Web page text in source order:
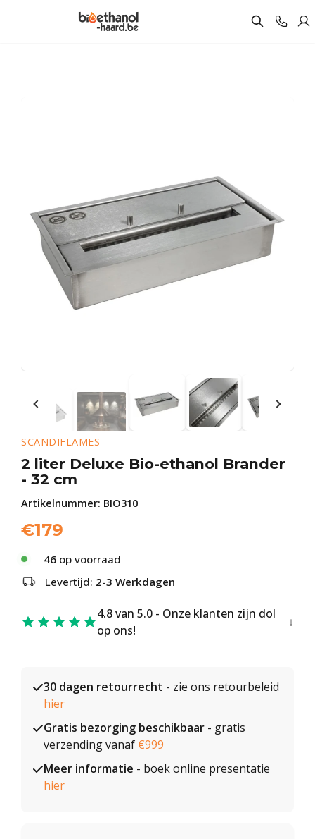
SCANDIFLAMES
2 liter Deluxe Bio-ethanol Brander
- 32 cm
Artikelnummer: BIO310
€179
46 op voorraad
Levertijd: 2-3 Werkdagen
4.8 van 5.0 - Onze klanten zijn dol
op ons!
30 dagen retourrecht - zie ons retourbeleid
hier
Gratis bezorging beschikbaar - gratis
verzending vanaf €999
Meer informatie - boek online presentatie
hier